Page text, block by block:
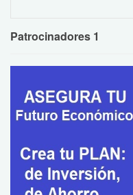
Patrocinadores 1